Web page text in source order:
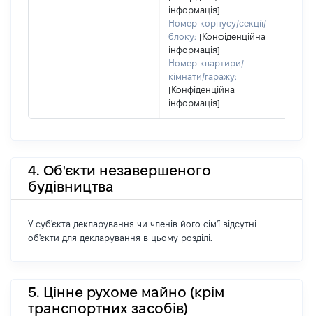
інформація]
Номер корпусу/секції/
блоку: [Конфіденційна
інформація]
Номер квартири/
кімнати/гаражу:
[Конфіденційна
інформація]
4. Об'єкти незавершеного
будівництва
У суб'єкта декларування чи членів його сім'ї відсутні
об'єкти для декларування в цьому розділі.
5. Цінне рухоме майно (крім
транспортних засобів)